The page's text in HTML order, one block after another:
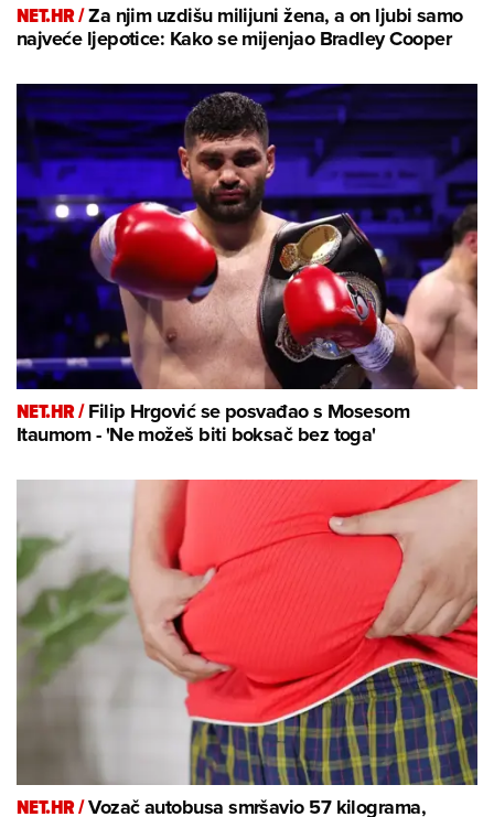
NET.HR /Za njim uzdišu milijuni žena, a on ljubi samo
najveće ljepotice: Kako se mijenjao Bradley Cooper
NET.HR /Filip Hrgović se posvađao s Mosesom
Itaumom - 'Ne možeš biti boksač bez toga'
NET.HR /Vozač autobusa smršavio 57 kilograma,